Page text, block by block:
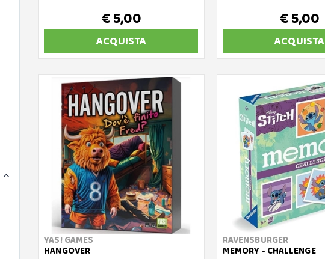
€ 5,00
ACQUISTA
€ 5,00
ACQUISTA
YAS! GAMES
HANGOVER
RAVENSBURGER
MEMORY - CHALLENGE